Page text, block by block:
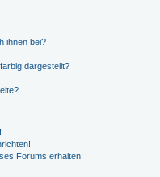
ihnen bei?
dargestellt?
Forums erhalten!